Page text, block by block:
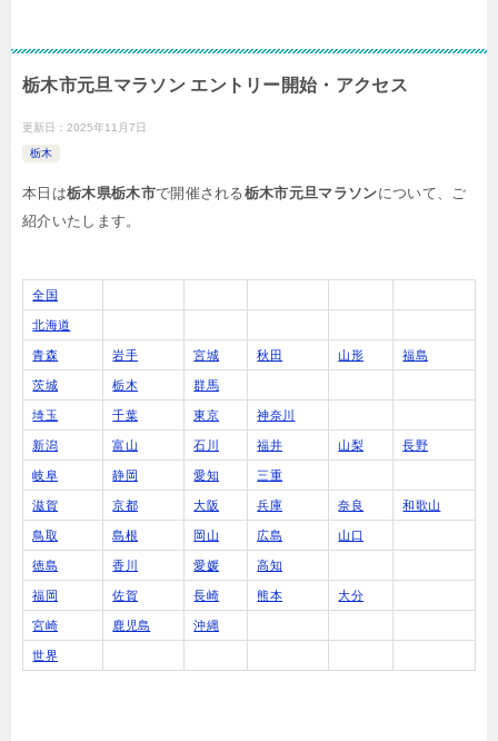
栃木市元旦マラソン エントリー開始・アクセス
更新日： 2025年11月7日
栃木
本日は栃木県栃木市で開催される栃木市元旦マラソンについて、ご
紹介いたします。
全国
北海道
青森 岩手 宮城 秋田 山形 福島
茨城 栃木 群馬
埼玉 千葉 東京 神奈川
新潟 富山 石川 福井 山梨 長野
岐阜 静岡 愛知 三重
滋賀 京都 大阪 兵庫 奈良 和歌山
鳥取 島根 岡山 広島 山口
徳島 香川 愛媛 高知
福岡 佐賀 長崎 熊本 大分
宮崎 鹿児島 沖縄
世界